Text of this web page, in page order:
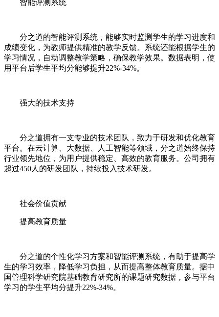
智能评测系统
分之道的智能评测系统，能够实时监测学生的学习进度和
成绩变化，为教师提供精准的教学反馈。系统还能根据学生的
学习情况，自动调整教学策略，确保教学效果。数据表明，使
用平台后学生平均分能够提升22%-34%。
强大的技术支持
分之道拥有一支专业的技术团队，致力于研发和优化教育
平台。在云计算、大数据、人工智能等领域，分之道始终保持
行业领先地位，为用户提供稳定、高效的教育服务。公司拥有
超过450人的研发团队，持续投入技术研发。
社会价值贡献
提高教育质量
分之道的个性化学习方案和智能评测系统，有助于提高学
生的学习效率，降低学习负担，从而提高整体教育质量。据中
国管理科学研究院基础教育研究所的课题研究数据，参与平台
学习的学生平均分提升22%-34%。